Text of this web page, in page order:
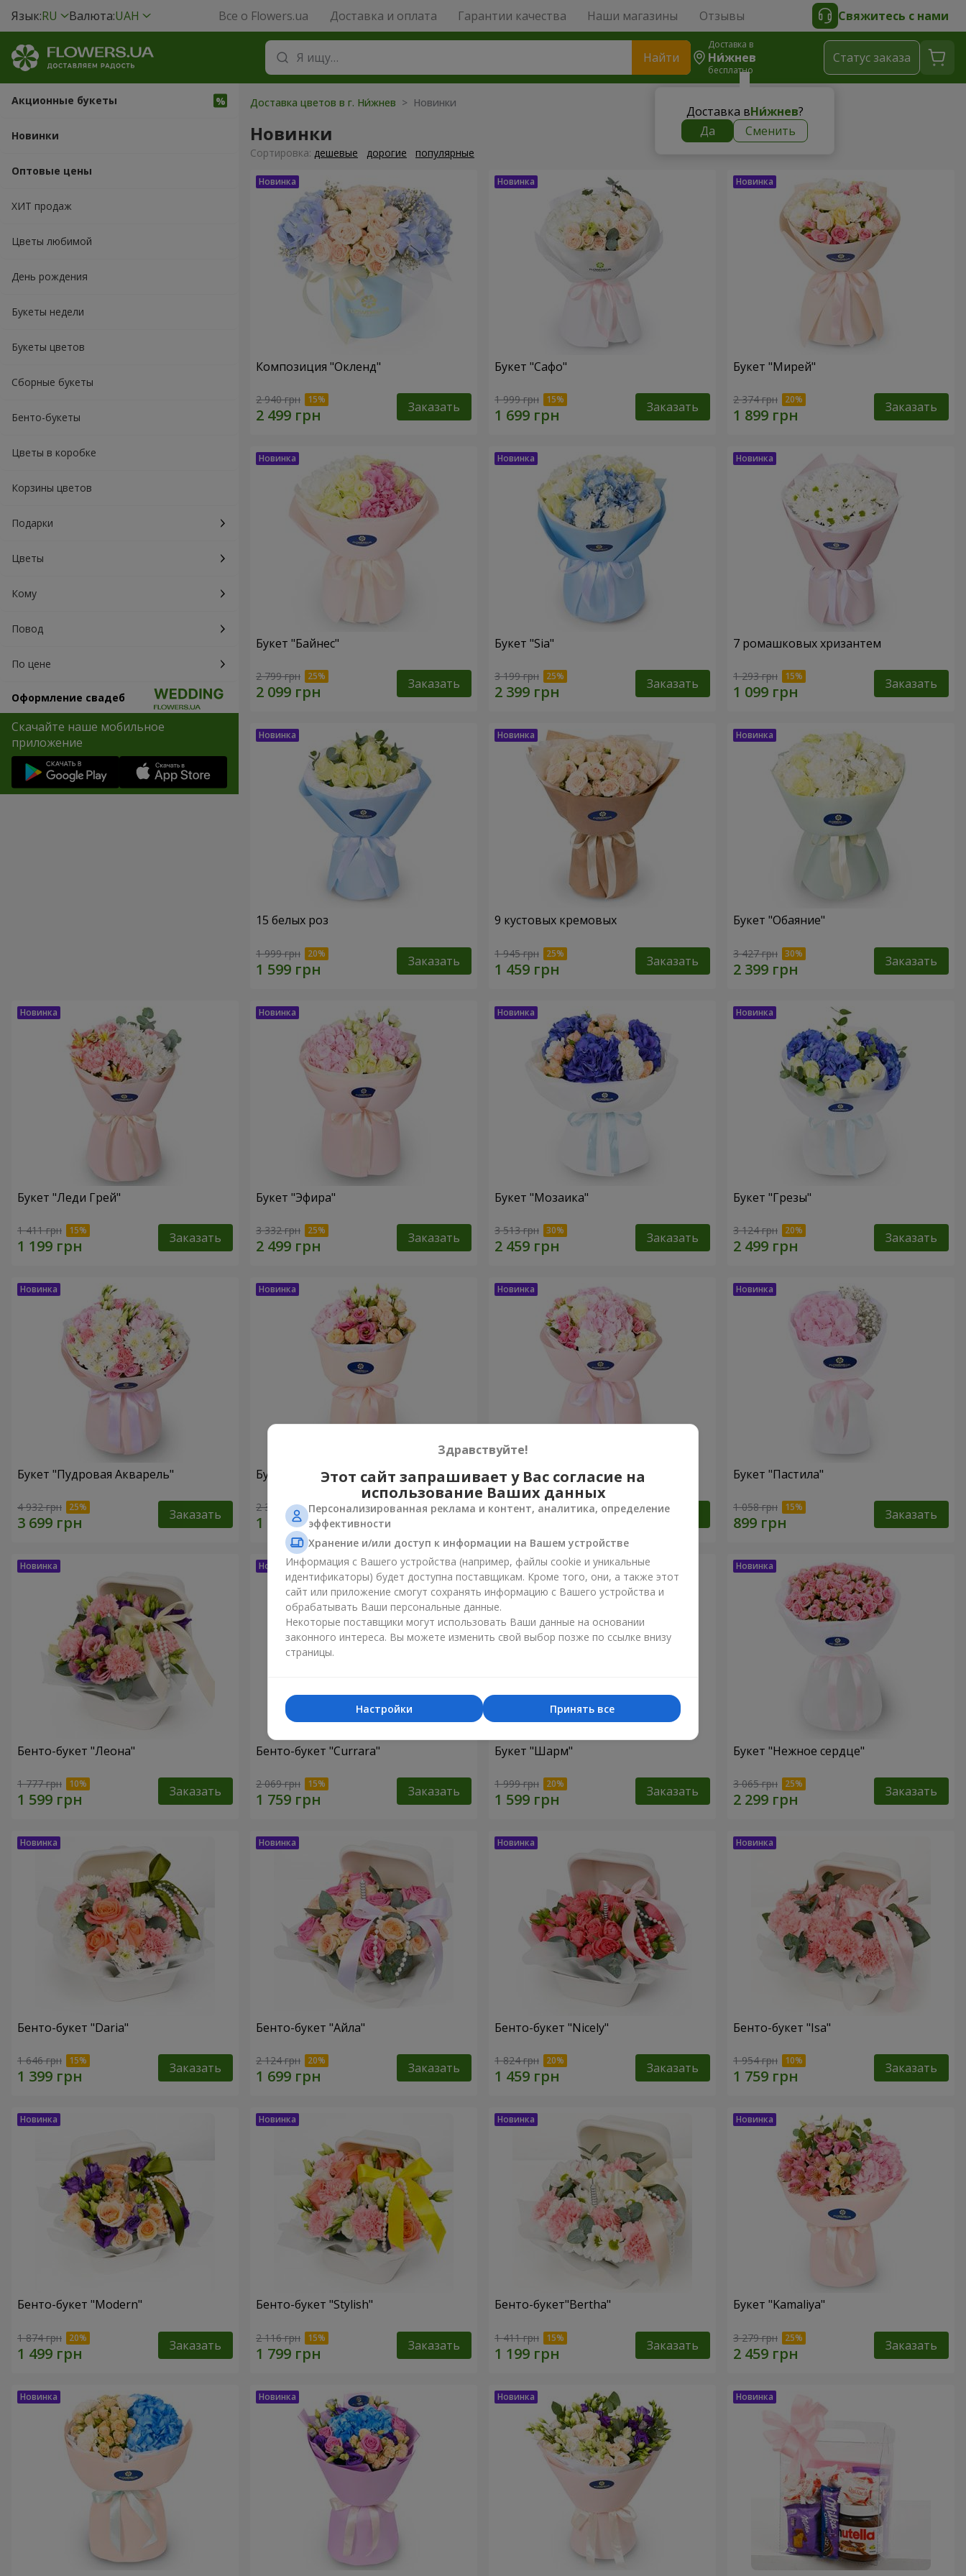
Язык:RU Валюта:UAH Все о Flowers.ua Доставка и оплата Гарантии качества Наши магазины Отзывы Свяжитесь с нами
Найти
Доставка в
Ни́жнев
бесплатно
Доставка вНи́жнев?
Да
Сменить
Cтатус заказа
Акционные букеты
Новинки
Оптовые цены
ХИТ продаж
Цветы любимой
День рождения
Букеты недели
Букеты цветов
Сборные букеты
Бенто-букеты
Цветы в коробке
Корзины цветов
Подарки
Цветы
Кому
Повод
По цене
Оформление свадеб
Скачайте наше мобильное
приложение
Доставка цветов в г. Ни́жнев > Новинки
Новинки
Cортировка: дешевые дорогие популярные
Композиция "Окленд"
2 940 грн Заказать
Букет "Сафо"
1 999 грн Заказать
Букет "Мирей"
2 374 грн Заказать
Букет "Байнес"
2 799 грн Заказать
Букет "Sia"
3 199 грн Заказать
7 ромашковых хризантем
1 293 грн Заказать
15 белых роз
1 999 грн Заказать
9 кустовых кремовых
1 945 грн Заказать
Букет "Обаяние"
3 427 грн Заказать
Букет "Леди Грей"
1 411 грн Заказать
Букет "Эфира"
3 332 грн Заказать
Букет "Мозаика"
3 513 грн Заказать
Букет "Грезы"
3 124 грн Заказать
Букет "Пудровая Акварель"
4 932 грн Заказать
Букет "Мечты сбываются"
2 352 грн Заказать
Букет "Марта"
3 199 грн Заказать
Букет "Пастила"
1 058 грн Заказать
Бенто-букет "Леона"
1 777 грн Заказать
Бенто-букет "Currara"
2 069 грн Заказать
Букет "Шарм"
1 999 грн Заказать
Букет "Нежное сердце"
3 065 грн Заказать
Бенто-букет "Daria"
1 646 грн Заказать
Бенто-букет "Айла"
2 124 грн Заказать
Бенто-букет "Nicely"
1 824 грн Заказать
Бенто-букет "Isa"
1 954 грн Заказать
Бенто-букет "Modern"
1 874 грн Заказать
Бенто-букет "Stylish"
2 116 грн Заказать
Бенто-букет"Bertha"
1 411 грн Заказать
Букет "Kamaliya"
3 279 грн Заказать
Здравствуйте!
Этот сайт запрашивает у Вас согласие на
использование Ваших данных
Персонализированная реклама и контент, аналитика, определение
эффективности
Хранение и/или доступ к информации на Вашем устройстве
Информация с Вашего устройства (например, файлы cookie и уникальные
идентификаторы) будет доступна поставщикам. Кроме того, они, а также этот
сайт или приложение смогут сохранять информацию с Вашего устройства и
обрабатывать Ваши персональные данные.
Некоторые поставщики могут использовать Ваши данные на основании
законного интереса. Вы можете изменить свой выбор позже по ссылке внизу
страницы.
Принять все
Настройки